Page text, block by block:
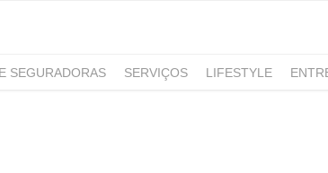
SEGURADORAS SERVIÇOS LIFESTYLE